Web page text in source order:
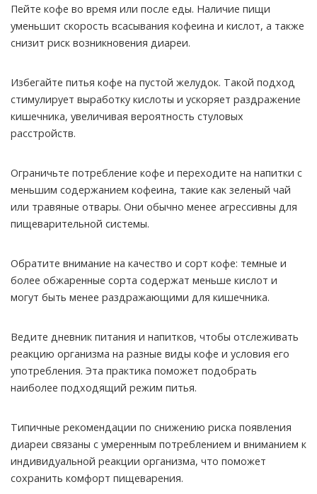
Пейте кофе во время или после еды. Наличие пищи
уменьшит скорость всасывания кофеина и кислот, а также
снизит риск возникновения диареи.
Избегайте питья кофе на пустой желудок. Такой подход
стимулирует выработку кислоты и ускоряет раздражение
кишечника, увеличивая вероятность стуловых
расстройств.
Ограничьте потребление кофе и переходите на напитки с
меньшим содержанием кофеина, такие как зеленый чай
или травяные отвары. Они обычно менее агрессивны для
пищеварительной системы.
Обратите внимание на качество и сорт кофе: темные и
более обжаренные сорта содержат меньше кислот и
могут быть менее раздражающими для кишечника.
Ведите дневник питания и напитков, чтобы отслеживать
реакцию организма на разные виды кофе и условия его
употребления. Эта практика поможет подобрать
наиболее подходящий режим питья.
Типичные рекомендации по снижению риска появления
диареи связаны с умеренным потреблением и вниманием к
индивидуальной реакции организма, что поможет
сохранить комфорт пищеварения.